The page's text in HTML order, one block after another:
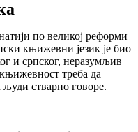
по великој реформи
књижевни језик је био
и српског, неразумљив
треба да
људи стварно говоре.